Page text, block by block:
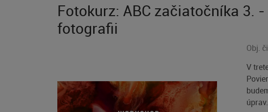
Fotokurz: ABC začiatočníka 3.
fotografii
Obj.
V
úprav.